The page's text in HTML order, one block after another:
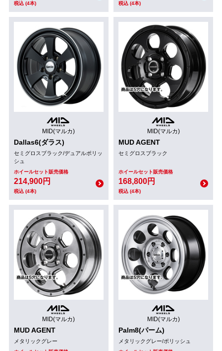
税込 (4本) 税込 (4本)
MID(マルカ)
Dallas6(ダラス)
セミグロスブラック/デュアルポリッ
シュ
ホイールセット販売価格
214,900円
税込 (4本)
MID(マルカ)
MUD AGENT
セミグロスブラック
ホイールセット販売価格
168,800円
税込 (4本)
MID(マルカ)
MUD AGENT
メタリックグレー
MID(マルカ)
Palm8(パーム)
メタリックグレー/ポリッシュ